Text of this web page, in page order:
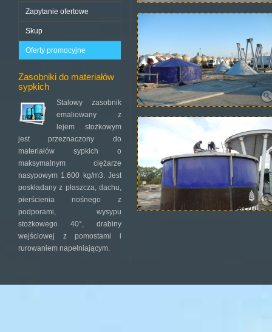
Zapytanie ofertowe
Skup
Oferty promocyjne
Zasobniki do materiałów
sypkich
Stalowy zasobnik
emaliowany z
lejem stożkowym
jest przeznaczony do
materiałów sypkich o
maksymalnym ciężarze
nasypowym 1.600 kg/m3. Jest
poskładany z płaszcza, dachu,
pierścienia nośnego z
podporami, wysypu
stożkowego 40°, drabiny
wejściowej z pomostami i
rurowaniem napełniającym.